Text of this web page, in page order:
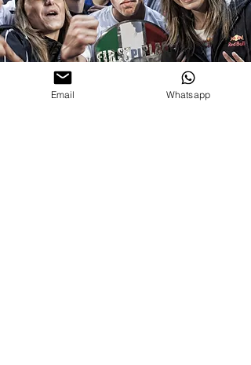
Email Whatsapp